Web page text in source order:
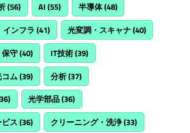
(56) AI (55) 半導体(48)
インフラ (41) 光変調・スキャナ(40)
守(40) IT技術(39)
ム(39) 分析(37)
光学部品(36)
ス (36) クリーニング・洗浄(33)